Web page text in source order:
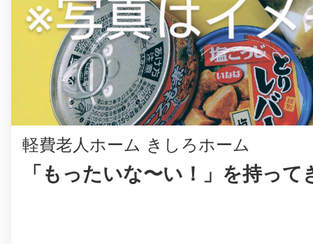
軽費老人ホーム きしろホーム
「もったいな〜い！」を持って